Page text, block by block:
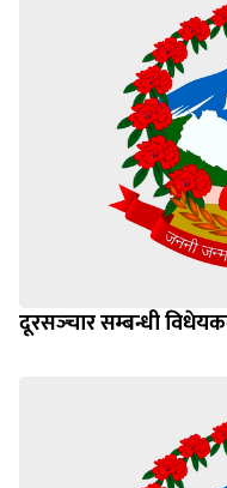
दूरसञ्‍चार सम्बन्धी